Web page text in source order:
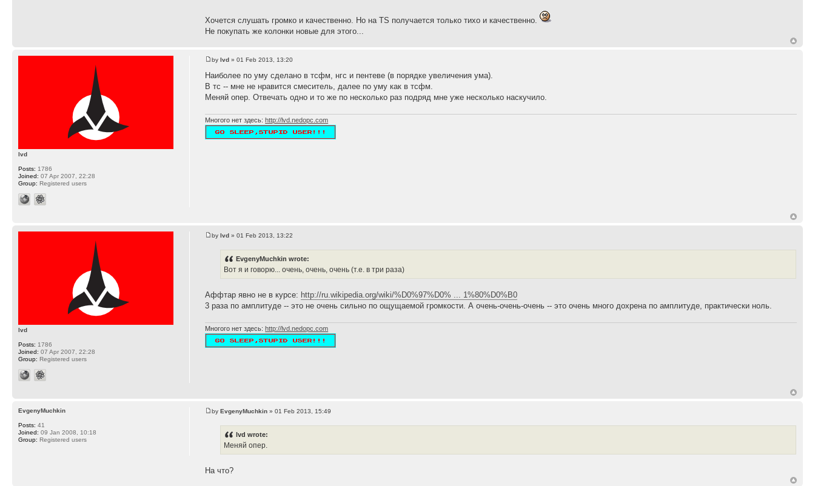
Хочется слушать громко и качественно. Но на TS получается только тихо и качественно.
Не покупать же колонки новые для этого...
bylvd » 01 Feb 2013, 13:20
Наиболее по уму сделано в тсфм, нгс и пентеве (в порядке увеличения ума).
В тс -- мне не нравится смеситель, далее по уму как в тсфм.
Меняй опер. Отвечать одно и то же по несколько раз подряд мне уже несколько наскучило.
Многого нет здесь:http://lvd.nedopc.com
lvd
Posts: 1786
Joined: 07 Apr 2007, 22:28
Group: Registered users
bylvd » 01 Feb 2013, 13:22
EvgenyMuchkin wrote:
Вот я и говорю... очень, очень, очень (т.е. в три раза)
Аффтар явно не в курсе: http://ru.wikipedia.org/wiki/%D0%97%D0% ... 1%80%D0%B0
3 раза по амплитуде -- это не очень сильно по ощущаемой громкости. А очень-очень-очень -- это очень много дохрена по амплитуде, практически ноль.
Многого нет здесь:http://lvd.nedopc.com
lvd
Posts: 1786
Joined: 07 Apr 2007, 22:28
Group: Registered users
byEvgenyMuchkin » 01 Feb 2013, 15:49
lvd wrote:
Меняй опер.
На что?
EvgenyMuchkin
Posts: 41
Joined: 09 Jan 2008, 10:18
Group: Registered users